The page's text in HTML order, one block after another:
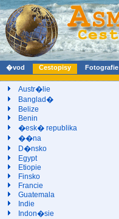
�vod Cestopisy Fotografie
Austr�lie
Banglad�
Belize
Benin
�esk� republika
��na
D�nsko
Egypt
Etiopie
Finsko
Francie
Guatemala
Indie
Indon�sie